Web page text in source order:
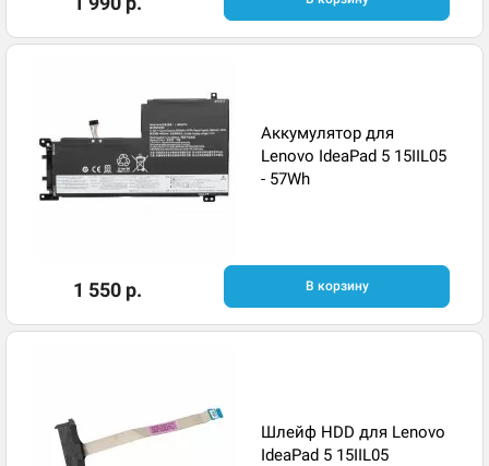
Аккумулятор для
Lenovo IdeaPad 5 15IIL05
- 57Wh
1 550 р. В корзину
Шлейф HDD для Lenovo
IdeaPad 5 15IIL05